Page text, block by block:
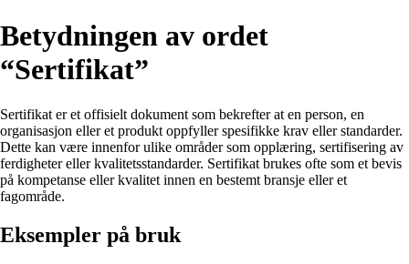
Betydningen av ordet
“Sertifikat”
Sertifikat er et offisielt dokument som bekrefter at en person, en
organisasjon eller et produkt oppfyller spesifikke krav eller standarder.
Dette kan være innenfor ulike områder som opplæring, sertifisering av
ferdigheter eller kvalitetsstandarder. Sertifikat brukes ofte som et bevis
på kompetanse eller kvalitet innen en bestemt bransje eller et
fagområde.
Eksempler på bruk